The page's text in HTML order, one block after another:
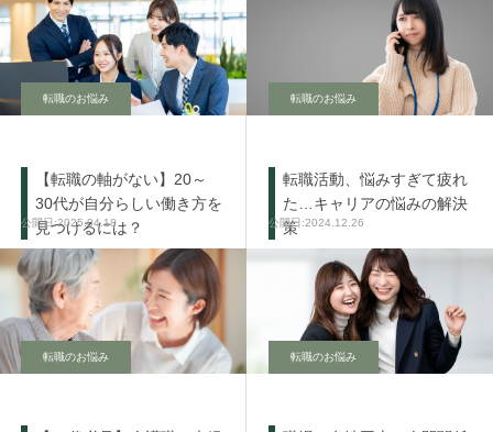
転職のお悩み
【転職の軸がない】20～
30代が自分らしい働き方を
見つけるには？
2025.04.18
転職のお悩み
転職活動、悩みすぎて疲れ
た…キャリアの悩みの解決
策 2024.12.26
転職のお悩み 転職のお悩み